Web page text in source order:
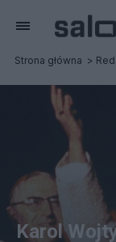
Strona główna
Karol